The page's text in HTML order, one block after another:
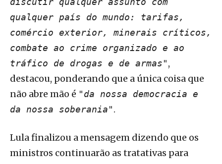
qualquer país do mundo: tarifas,
comércio exterior, minerais críticos,
combate ao crime organizado e ao
tráfico de drogas e de armas",
destacou, ponderando que a única coisa que
não abre mão é "da nossa democracia e
da nossa soberania".
Lula finalizou a mensagem dizendo que os
ministros continuarão as tratativas para